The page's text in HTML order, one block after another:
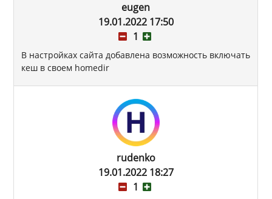
eugen
19.01.2022 17:50
1
В настройках сайта добавлена возможность включать
кеш в своем homedir
rudenko
19.01.2022 18:27
1